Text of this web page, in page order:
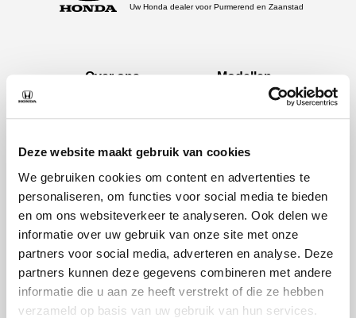
Deze website maakt gebruik van cookies
We gebruiken cookies om content en advertenties te
personaliseren, om functies voor social media te bieden
en om ons websiteverkeer te analyseren. Ook delen we
informatie over uw gebruik van onze site met onze
partners voor social media, adverteren en analyse. Deze
partners kunnen deze gegevens combineren met andere
informatie die u aan ze heeft verstrekt of die ze hebben
verzameld op basis van uw gebruik van hun services.
Uw Honda dealer voor Purmerend en Zaanstad
Over ons
60 jaar bestaan
Modellen
ZR-V e:HEV
CR-V e:HEV &
HR-V e:HEV
Civic e:HEV
Jazz e:HEV
Civic Type R
Prelude e:HEV